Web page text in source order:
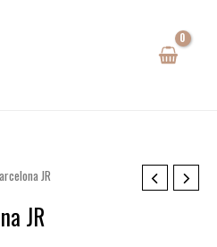
JR
JR